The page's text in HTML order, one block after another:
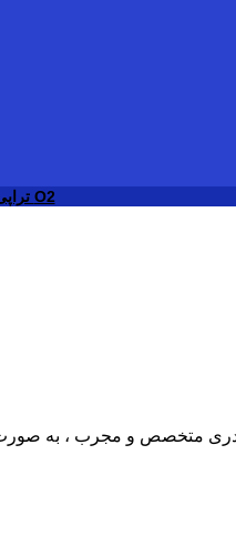
O2 تراپی با نازل و ماسک در منزل
کادری متخصص و مجرب ، به